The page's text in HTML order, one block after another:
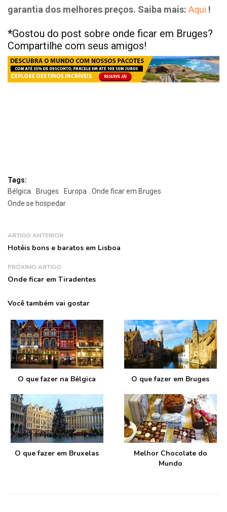
garantia dos melhores preços. Saiba mais: Aqui !
*Gostou do post sobre onde ficar em Bruges?
Compartilhe com seus amigos!
Tags:
Bélgica
Bruges Europa
Onde ficar em Bruges
Onde se hospedar
ARTIGO ANTERIOR
Hotéis bons e baratos em Lisboa
PRÓXIMO ARTIGO
Onde ficar em Tiradentes
Você também vai gostar
O que fazer na Bélgica O que fazer em Bruges
O que fazer em Bruxelas
Melhor Chocolate do
Mundo